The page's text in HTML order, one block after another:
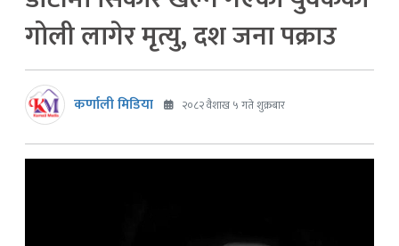
गोली लागेर मृत्यु, दश जना पक्राउ
कर्णाली मिडिया २०८२ वैशाख ५ गते शुक्रबार